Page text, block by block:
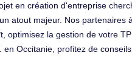
en création d'entreprise
atout majeur. Nos
optimisez la gestion de votre
en Occitanie, profitez de